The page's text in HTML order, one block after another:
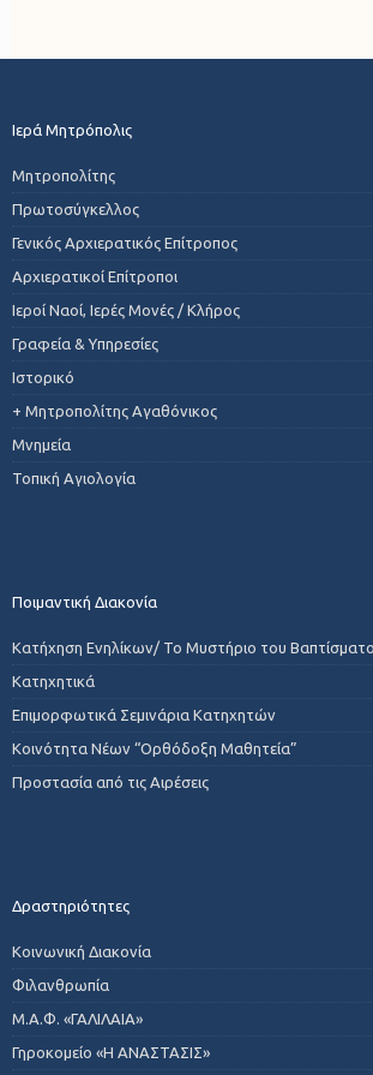
Ιερά Μητρόπολις
Μητροπολίτης
Πρωτοσύγκελλος
Γενικός Αρχιερατικός Επίτροπος
Αρχιερατικοί Επίτροποι
Ιεροί Ναοί, Ιερές Μονές / Κλήρος
Γραφεία & Υπηρεσίες
Ιστορικό
+ Μητροπολίτης Αγαθόνικος
Μνημεία
Τοπική Αγιολογία
Ποιμαντική Διακονία
Κατήχηση Ενηλίκων/ Το Μυστήριο του
Κατηχητικά
Επιμορφωτικά Σεμινάρια Κατηχητών
Κοινότητα Νέων “Ορθόδοξη Μαθητεία”
Προστασία από τις Αιρέσεις
Δραστηριότητες
Κοινωνική Διακονία
Φιλανθρωπία
Μ.Α.Φ. «ΓΑΛΙΛΑΙΑ»
Γηροκομείο «Η ΑΝΑΣΤΑΣΙΣ»